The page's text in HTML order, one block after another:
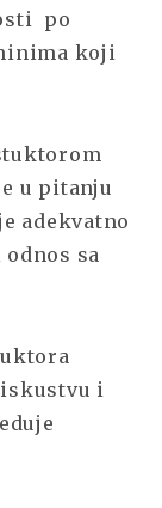
po
koji
u pitanju
adekvatno
sa
i